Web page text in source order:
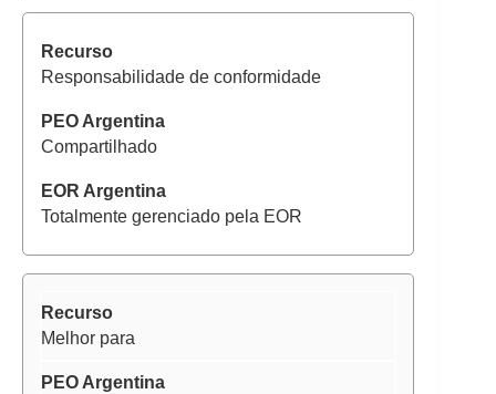
Responsabilidade de conformidade
Compartilhado
Totalmente gerenciado pela EOR
Melhor para